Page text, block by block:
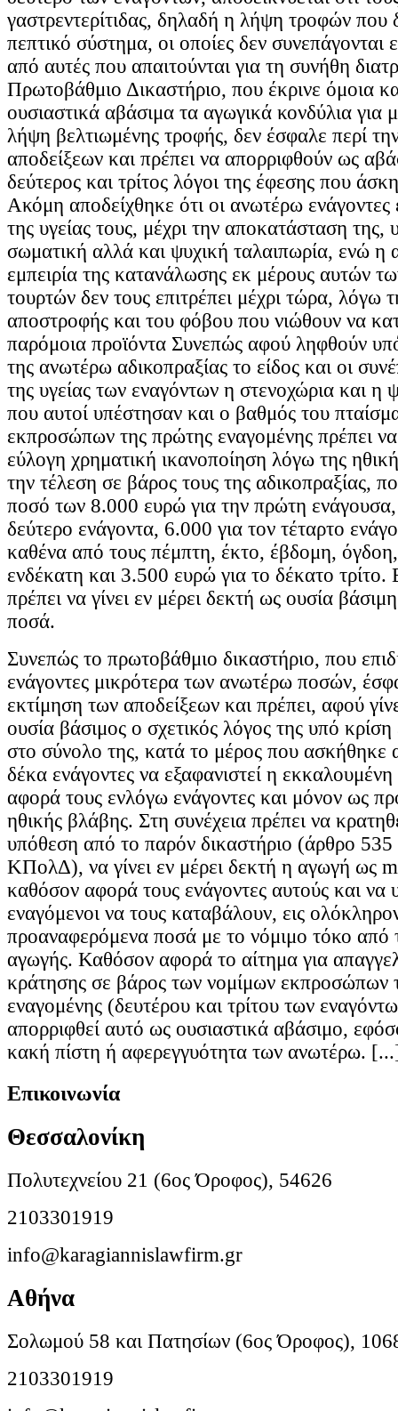
γαστρεντερίτιδας, δηλαδή η λήψη τροφών που
πεπτικό σύστημα, οι οποίες δεν συνεπάγονται
από αυτές που απαιτούνται για τη συνήθη
Πρωτοβάθμιο Δικαστήριο, που έκρινε όμοια
ουσιαστικά αβάσιμα τα αγωγικά κονδύλια για
λήψη βελτιωμένης τροφής, δεν έσφαλε περί
αποδείξεων και πρέπει να απορριφθούν ως
δεύτερος και τρίτος λόγοι της έφεσης που
Ακόμη αποδείχθηκε ότι οι ανωτέρω ενάγοντες
της υγείας τους, μέχρι την αποκατάσταση
σωματική αλλά και ψυχική ταλαιπωρία, ενώ η
εμπειρία της κατανάλωσης εκ μέρους αυτών
τουρτών δεν τους επιτρέπει μέχρι τώρα, λόγω
αποστροφής και του φόβου που νιώθουν να
παρόμοια προϊόντα Συνεπώς αφού ληφθούν
της ανωτέρω αδικοπραξίας το είδος και οι
της υγείας των εναγόντων η στενοχώρια και η
που αυτοί υπέστησαν και ο βαθμός του
εκπροσώπων της πρώτης εναγομένης πρέπει να
εύλογη χρηματική ικανοποίηση λόγω της
την τέλεση σε βάρος τους της αδικοπραξίας,
ποσό των 8.000 ευρώ για την πρώτη
δεύτερο ενάγοντα, 6.000 για τον τέταρτο
καθένα από τους πέμπτη, έκτο, έβδομη,
ενδέκατη και 3.500 ευρώ για το δέκατο
πρέπει να γίνει εν μέρει δεκτή ως ουσία
ποσά.
Συνεπώς το πρωτοβάθμιο δικαστήριο, που
ενάγοντες μικρότερα των ανωτέρω ποσών,
εκτίμηση των αποδείξεων και πρέπει, αφού
ουσία βάσιμος ο σχετικός λόγος της υπό
στο σύνολο της, κατά το μέρος που ασκήθηκε
δέκα ενάγοντες να εξαφανιστεί η
αφορά τους ενλόγω ενάγοντες και μόνον ως
ηθικής βλάβης. Στη συνέχεια πρέπει να
υπόθεση από το παρόν δικαστήριο (άρθρο
ΚΠολΔ), να γίνει εν μέρει δεκτή η αγωγή ως
καθόσον αφορά τους ενάγοντες αυτούς και να
εναγόμενοι να τους καταβάλουν, εις
προαναφερόμενα ποσά με το νόμιμο τόκο από
αγωγής. Καθόσον αφορά το αίτημα για
κράτησης σε βάρος των νομίμων εκπροσώπων
εναγομένης (δευτέρου και τρίτου των
απορριφθεί αυτό ως ουσιαστικά αβάσιμο,
κακή πίστη ή αφερεγγυότητα των ανωτέρω.
Επικοινωνία
Θεσσαλονίκη
Πολυτεχνείου 21 (6ος Όροφος), 54626
2103301919
info@karagiannislawfirm.gr
Αθήνα
Σολωμού 58 και Πατησίων (6ος Όροφος),
2103301919